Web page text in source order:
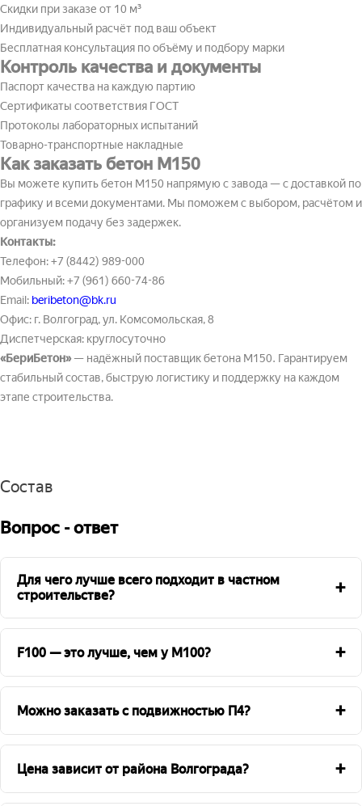
Скидки при заказе от 10 м³
Индивидуальный расчёт под ваш объект
Бесплатная консультация по объёму и подбору марки
Контроль качества и документы
Паспорт качества на каждую партию
Сертификаты соответствия ГОСТ
Протоколы лабораторных испытаний
Товарно-транспортные накладные
Как заказать бетон М150
Вы можете купить бетон М150 напрямую с завода — с доставкой по
графику и всеми документами. Мы поможем с выбором, расчётом и
организуем подачу без задержек.
Контакты:
Телефон: +7 (8442) 989-000
Мобильный: +7 (961) 660-74-86
Email: beribeton@bk.ru
Офис: г. Волгоград, ул. Комсомольская, 8
Диспетчерская: круглосуточно
«БериБетон»— надёжный поставщик бетона М150. Гарантируем
стабильный состав, быструю логистику и поддержку на каждом
этапе строительства.
Состав
Вопрос - ответ
Для чего лучше всего подходит в частном
строительстве?
+
F100 — это лучше, чем у М100? +
Можно заказать с подвижностью П4? +
Цена зависит от района Волгограда? +